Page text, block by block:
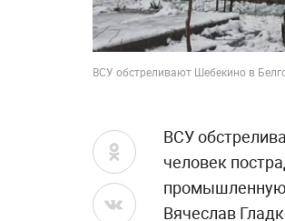
ВСУ обстреливают Шебекино в
ВСУ
человек
промышленную
Вячеслав